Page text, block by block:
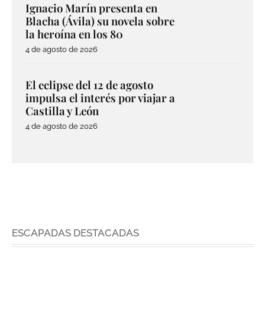
Ignacio Marín presenta en
Blacha (Ávila) su novela sobre
la heroína en los 80
4 de agosto de 2026
El eclipse del 12 de agosto
impulsa el interés por viajar a
Castilla y León
4 de agosto de 2026
ESCAPADAS DESTACADAS